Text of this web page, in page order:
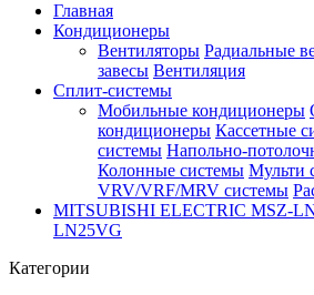
Главная
Кондиционеры
Вентиляторы Радиальные
завесы Вентиляция
Сплит-системы
Мобильные кондиционеры
кондиционеры Кассетные
системы Напольно-
Колонные системы Мульти
VRV/VRF/MRV системы
MITSUBISHI ELECTRIC MSZ-
LN25VG
Категории